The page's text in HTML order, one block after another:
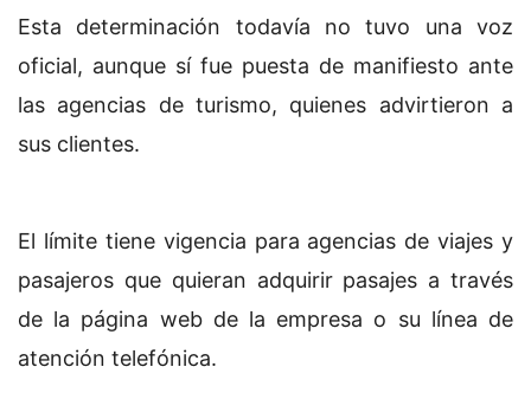
Esta determinación todavía no tuvo una voz
oficial, aunque sí fue puesta de manifiesto ante
las agencias de turismo, quienes advirtieron a
sus clientes.
El límite tiene vigencia para agencias de viajes y
pasajeros que quieran adquirir pasajes a través
de la página web de la empresa o su línea de
atención telefónica.